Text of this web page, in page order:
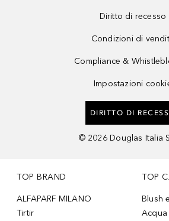
Diritto di recesso
Condizioni di
Compliance &
Impostazioni
DIRITTO DI
© 2026 Douglas Italia
TOP BRAND
ALFAPARF MILANO
Tirtir
TOP
Blush
Acqua